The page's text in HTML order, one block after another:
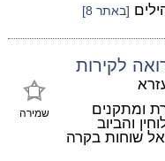
[באתר 8]
לקירות
שמירה
ומתקנים
והביוב
שוחות בקרה